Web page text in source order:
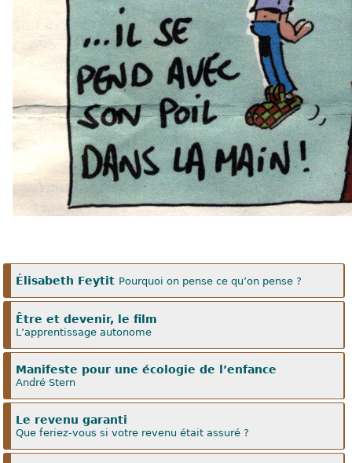
Élisabeth Feytit Pourquoi on pense ce qu’on pense ?
Être et devenir, le film
L’apprentissage autonome
Manifeste pour une écologie de l’enfance
André Stern
Le revenu garanti
Que feriez-vous si votre revenu était assuré ?